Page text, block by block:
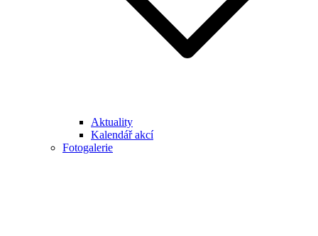
Aktuality
Kalendář akcí
Fotogalerie